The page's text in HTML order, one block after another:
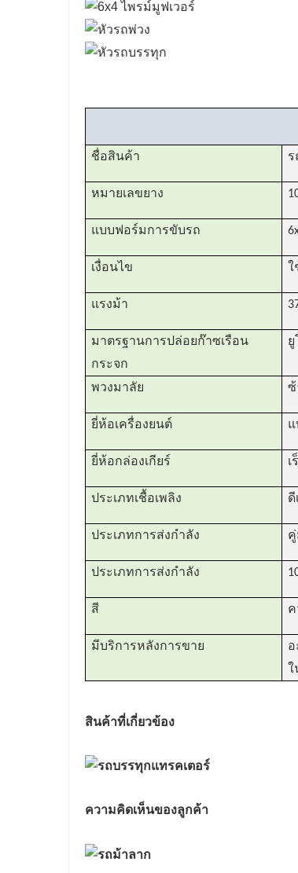
ชื่อสินค้า ร
หมายเลขยาง
แบบฟอร์มการขับรถ
เงื่อนไข ใ
แรงม้า
มาตรฐานการปล่อยก๊าซเรือน
กระจก
ยู
พวงมาลัย ซ้
ยี่ห้อเครื่องยนต์
ยี่ห้อกล่องเกียร์ เ
ประเภทเชื้อเพลิง ดี
ประเภทการส่งกำลัง
ประเภทการส่งกำลัง
สี ค
มีบริการหลังการขาย อ
สินค้าที่เกี่ยวข้อง
ความคิดเห็นของลูกค้า